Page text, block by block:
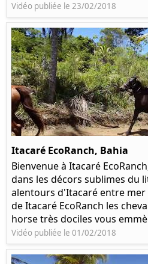
Vidéo publiée le 23/02/2018
Itacaré EcoRanch, Bahia
Bienvenue à Itacaré
dans les décors sublimes du
alentours d'Itacaré entre
de Itacaré EcoRanch les
horse très dociles vous
Vidéo publiée le 01/02/2018